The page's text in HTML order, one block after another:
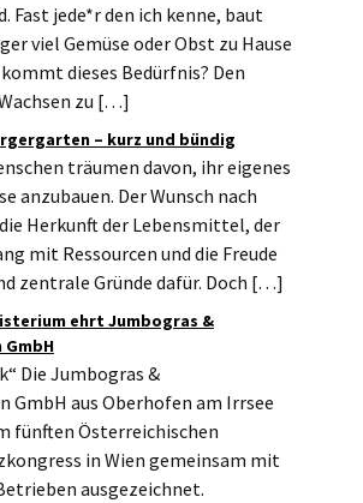
Fast jede*r den ich kenne, baut
viel Gemüse oder Obst zu Hause
dieses Bedürfnis? Den
zu […]
– kurz und bündig
träumen davon, ihr eigenes
anzubauen. Der Wunsch nach
Herkunft der Lebensmittel, der
mit Ressourcen und die Freude
zentrale Gründe dafür. Doch […]
ehrt Jumbogras &
Die Jumbogras &
GmbH aus Oberhofen am Irrsee
fünften Österreichischen
in Wien gemeinsam mit
ausgezeichnet.